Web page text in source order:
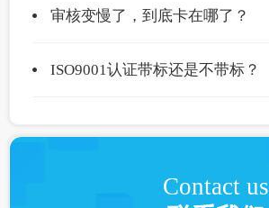
审核变慢了，到底卡在哪了？
ISO9001认证带标还是不带标？
Contact us